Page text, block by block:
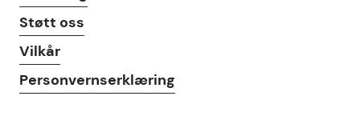
Støtt oss
Vilkår
Personvernserklæring